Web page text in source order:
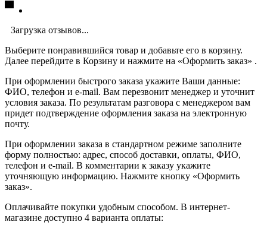
Загрузка отзывов...
Выберите понравившийся товар и добавьте его в корзину.
Далее перейдите в Корзину и нажмите на «Оформить заказ» .
При оформлении быстрого заказа укажите Ваши данные:
ФИО, телефон и e-mail. Вам перезвонит менеджер и уточнит
условия заказа. По результатам разговора с менеджером вам
придет подтверждение оформления заказа на электронную
почту.
При оформлении заказа в стандартном режиме заполните
форму полностью: адрес, способ доставки, оплаты, ФИО,
телефон и e-mail. В комментарии к заказу укажите
уточняющую информацию. Нажмите кнопку «Оформить
заказ».
Оплачивайте покупки удобным способом. В интернет-
магазине доступно 4 варианта оплаты: